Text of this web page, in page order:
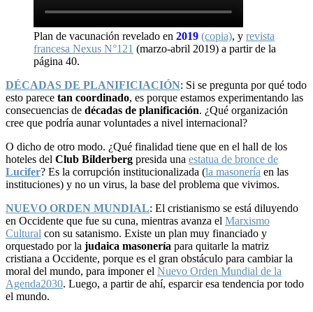
Plan de vacunación revelado en 2019 (copia), y revista
francesa Nexus N°121 (marzo-abril 2019) a partir de la
página 40.
DÉCADAS DE PLANIFICIACIÓN: Si se pregunta por qué todo
esto parece tan coordinado, es porque estamos experimentando las
consecuencias de décadas de planificación. ¿Qué organización
cree que podría aunar voluntades a nivel internacional?
O dicho de otro modo. ¿Qué finalidad tiene que en el hall de los
hoteles del Club Bilderberg presida una estatua de bronce de
Lucifer? Es la corrupción institucionalizada (la masonería en las
instituciones) y no un virus, la base del problema que vivimos.
NUEVO ORDEN MUNDIAL: El cristianismo se está diluyendo
en Occidente que fue su cuna, mientras avanza el Marxismo
Cultural con su satanismo. Existe un plan muy financiado y
orquestado por la judaica masonería para quitarle la matriz
cristiana a Occidente, porque es el gran obstáculo para cambiar la
moral del mundo, para imponer el Nuevo Orden Mundial de la
Agenda2030. Luego, a partir de ahí, esparcir esa tendencia por todo
el mundo.